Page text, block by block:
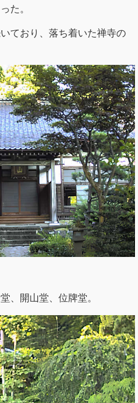
た。
ており、落ち着いた禅寺の
、開山堂、位牌堂。